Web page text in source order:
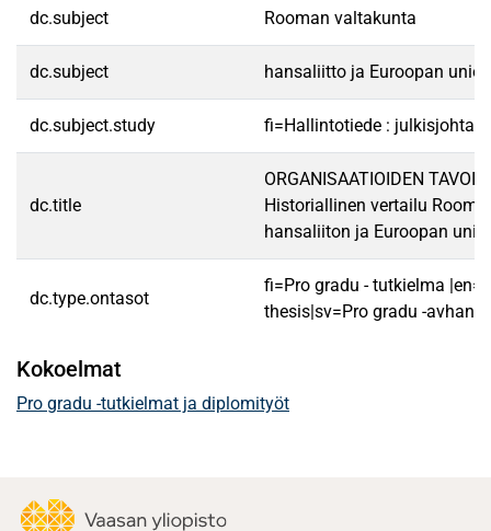
dc.subject Rooman valtakunta
dc.subject hansaliitto ja Euroopan
dc.subject.study fi=Hallintotiede :
dc.title
ORGANISAATIOIDEN
Historiallinen vertailu
hansaliiton ja Euroopan
dc.type.ontasot
fi=Pro gradu - tutkielma
thesis|sv=Pro gradu -
Kokoelmat
Pro gradu -tutkielmat ja diplomityöt